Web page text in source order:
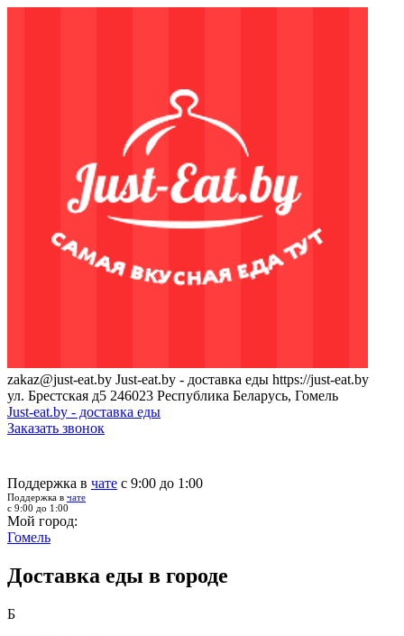
zakaz@just-eat.by Just-eat.by - доставка еды https://just-eat.by
ул. Брестская д5 246023 Республика Беларусь, Гомель
Just-eat.by - доставка еды
Заказать звонок
Поддержка в чате с 9:00 до 1:00
Поддержка в чате
с 9:00 до 1:00
Мой город:
Гомель
Доставка еды в городе
Б